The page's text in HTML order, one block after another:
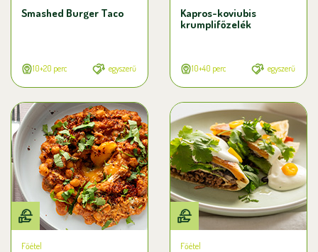
Smashed Burger Taco
10+20 perc egyszerű
Kapros-koviubis
krumplifőzelék
10+40 perc egyszerű
Főétel Főétel